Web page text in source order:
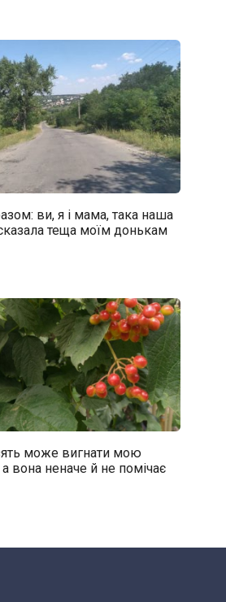
ви, я і мама, така наша
теща моїм донькам
може вигнати мою
вона неначе й не помічає